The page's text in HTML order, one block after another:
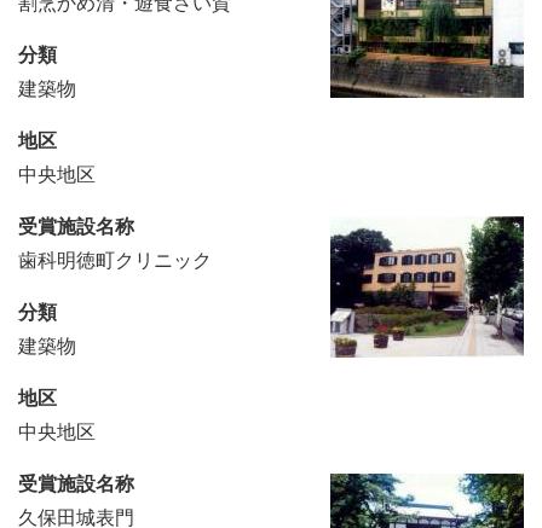
分類
建築物
地区
中央地区
受賞施設名称
歯科明徳町クリニック
分類
建築物
地区
中央地区
受賞施設名称
久保田城表門